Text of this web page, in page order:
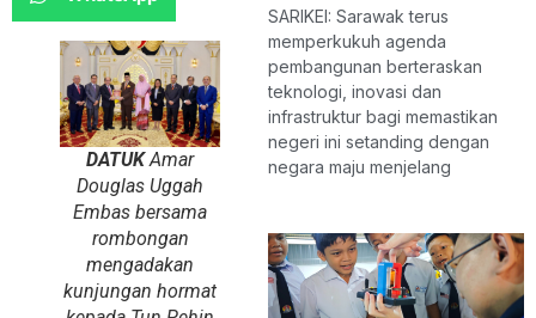
DATUKAmar
Douglas Uggah
Embas bersama
rombongan
mengadakan
kunjungan hormat
SARIKEI: Sarawak terus
memperkukuh agenda
pembangunan berteraskan
teknologi, inovasi dan
infrastruktur bagi memastikan
negeri ini setanding dengan
negara maju menjelang